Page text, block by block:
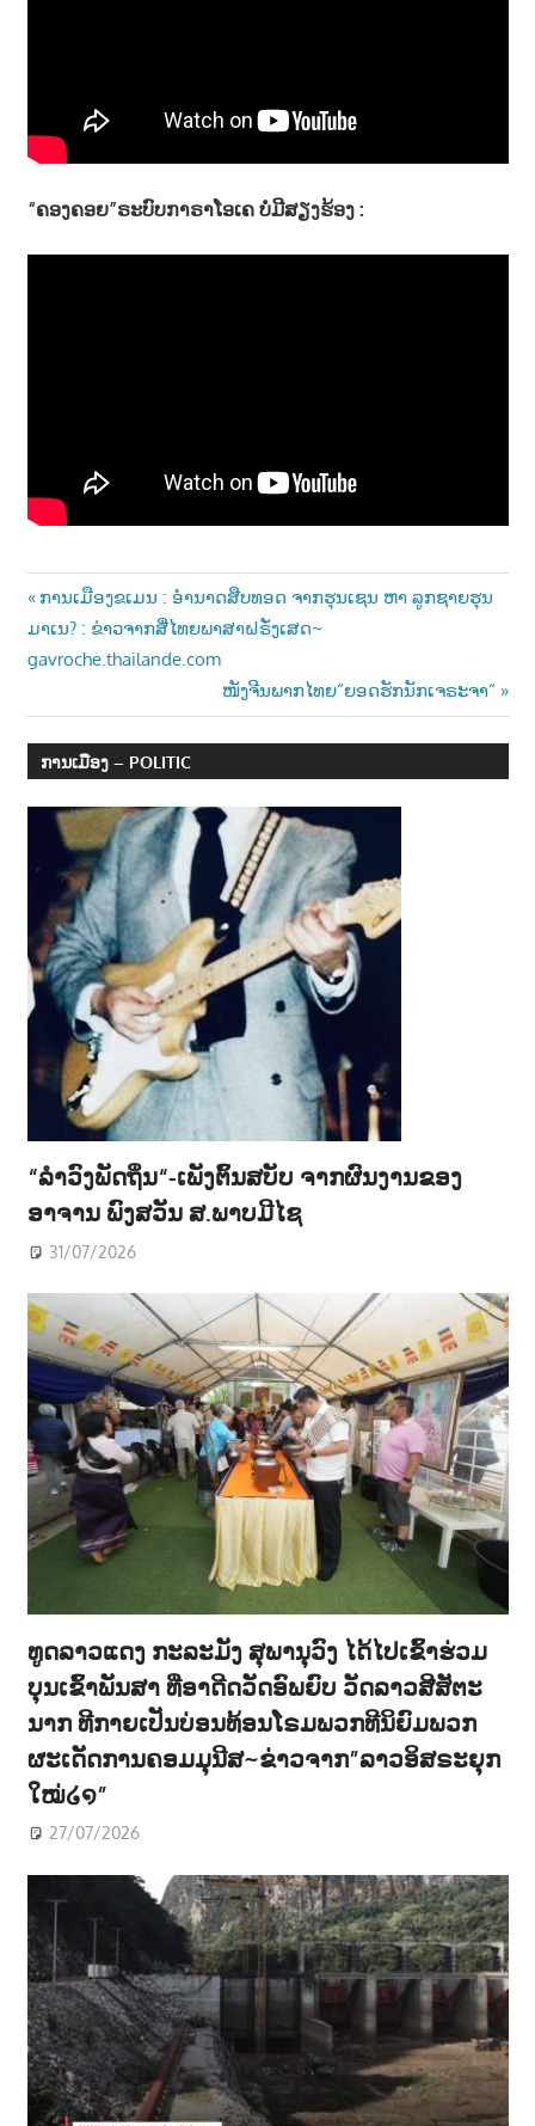
“ຄອງຄອຍ”ຣະບົບກາຣາໂອເຄ ບໍ່ມີສຽງຮ້ອງ :
Post
navigation
Previous
Post:
ການເມືອງຂເມນ : ອຳນາດສືບທອດ ຈາກຮຸນເຊນ ຫາ ລູກຊາຍຮຸນ
ມາເນ? : ຂ່າວຈາກສື່ໄທຍພາສາຝຣັ່ງເສດ~
gavroche.thailande.com
Next
Post:
ໜັງຈີນພາກໄທຍ“ຍອດຮັກນັກເຈຣະຈາ“
ການເມືອງ – POLITIC
“ລຳວົງພັດຖິ່ນ“-ເພັງຕົ້ນສບັບ ຈາກຜົນງານຂອງ
ອາຈານ ພົງສວັນ ສ.ພາບມີໄຊ
31/07/2026
ທູດລາວແດງ ກະລະມັງ ສຸພານຸວົງ ໄດ້ໄປເຂົ້າຮ່ວມ
ບຸນເຂົ້າພັນສາ ທີ່ອາດີດວັດອົພຍົບ ວັດລາວສີສັຕະ
ນາກ ທີກາຍເປັນບ່ອນທ້ອນໂຣມພວກທີນິຍົມພວກ
ຜະເດັດການຄອມມຸນີສ~ຂ່າວຈາກ”ລາວອິສຣະຍຸກ
ໃໝ່໒໑”
27/07/2026